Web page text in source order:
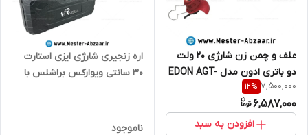
علف و چمن زن شارژی 20 ولت
دو باتری ادون مدل EDON AGT-
12 بدون جعبه کارتنی
7,500,000
12%
6,587,000
افزودن به سبد
اره زنجیری شارژی ایزی استارت
30 سانتی ویوارکس براشلس با
ناموجود